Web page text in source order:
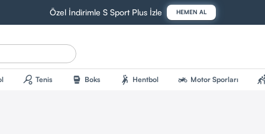
Özel İndirimle S Sport Plus İzle HEMEN AL
sports_tennis Tenis sports_mma Boks sports_handball Hentbol two_wheeler Motor Sporları